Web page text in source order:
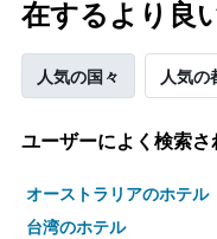
在するより良
人気の国々 人気の
ユーザーによく検索さ
オーストラリアのホテル
台湾のホテル